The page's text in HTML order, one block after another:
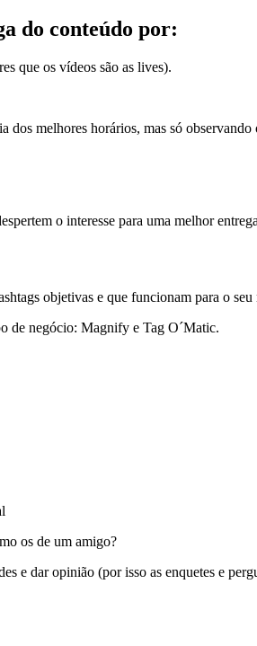
do conteúdo por:
que os vídeos são as lives).
melhores horários, mas só
o interesse para uma melhor
objetivas e que funcionam para o seu
de negócio: Magnify e Tag O´Matic.
os de um amigo?
e dar opinião (por isso as enquetes e